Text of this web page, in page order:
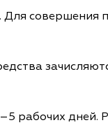
Для совершения
рабочих дней.